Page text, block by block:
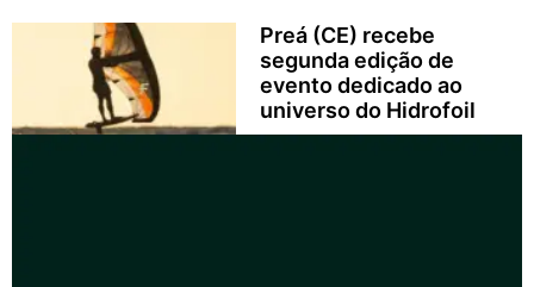
Preá (CE) recebe
segunda edição de
evento dedicado ao
universo do Hidrofoil